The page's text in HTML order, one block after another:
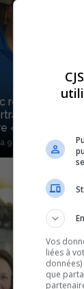
reçoit
qui parle
« Le coeur
9 ans
Vos
liées à
que